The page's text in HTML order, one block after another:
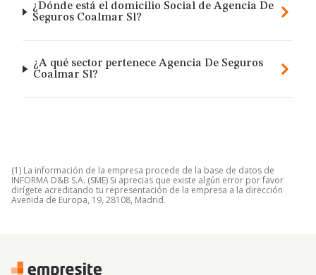
¿Dónde está el domicilio Social de Agencia De
Seguros Coalmar Sl?
¿A qué sector pertenece Agencia De Seguros
Coalmar Sl?
(1) La información de la empresa procede de la base de datos de
INFORMA D&B S.A. (SME) Si aprecias que existe algún error por favor
dirígete acreditando tu representación de la empresa a la dirección
Avenida de Europa, 19, 28108, Madrid.